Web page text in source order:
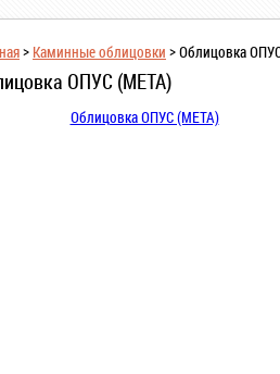
> Каминные облицовки >Облицовка
ОПУС (МЕТА)